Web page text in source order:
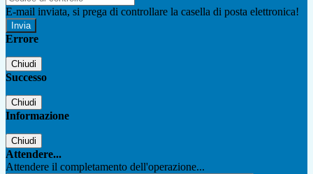
E-mail inviata, si prega di controllare la casella di posta elettronica!
Errore
Chiudi
Successo
Chiudi
Informazione
Chiudi
Attendere...
Attendere il completamento dell'operazione...